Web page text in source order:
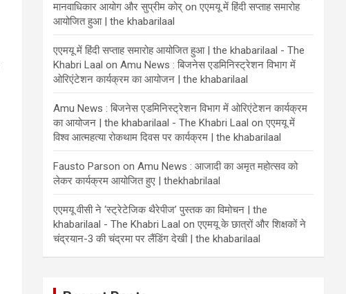
मानवाधिकार आयोग और सुप्रीम कोर् onएएमयू में हिंदी सप्ताह समारोह
आयोजित हुआ | the khabarilaal
एएमयू में हिंदी सप्ताह समारोह आयोजित हुआ | the khabarilaal - The
Khabri Laal onAmu News : बिजनेस एडमिनिस्ट्रेशन विभाग में
ओरिएंटेशन कार्यक्रम का आयोजन | the khabarilaal
Amu News : बिजनेस एडमिनिस्ट्रेशन विभाग में ओरिएंटेशन कार्यक्रम
का आयोजन | the khabarilaal - The Khabri Laal onएएमयू में
विश्व आत्महत्या रोकथाम दिवस पर कार्यक्रम | the khabarilaal
Fausto Parson onAmu News : आजादी का अमृत महोत्सव को
लेकर कार्यक्रम आयोजित हुए | thekhabrilaal
एएमयू वीसी ने ‘स्ट्रेटेजिक थैरेपीज’ पुस्तक का विमोचन | the
khabarilaal - The Khabri Laal onएएमयू के छात्रों और शिक्षकों ने
चंद्रयान-3 की चंद्रमा पर लैंडिंग देखी | the khabarilaal